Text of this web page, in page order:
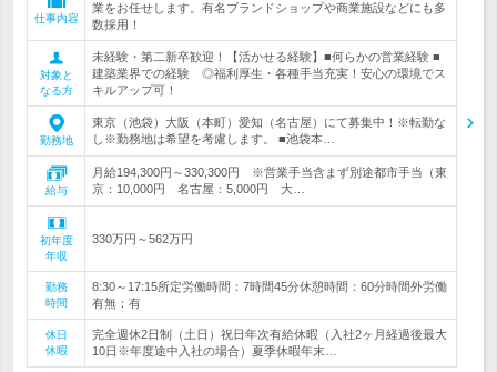
仕事内容
業をお任せします。有名ブランドショップや商業施設などにも多
数採用！
対象と
なる方
未経験・第二新卒歓迎！【活かせる経験】■何らかの営業経験 ■
建築業界での経験 ◎福利厚生・各種手当充実！安心の環境でス
キルアップ可！
勤務地
東京（池袋）大阪（本町）愛知（名古屋）にて募集中！※転勤な
し※勤務地は希望を考慮します。 ■池袋本…
給与
月給194,300円～330,300円 ※営業手当含まず別途都市手当（東
京：10,000円 名古屋：5,000円 大…
初年度
年収
330万円～562万円
勤務
時間
8:30～17:15所定労働時間：7時間45分休憩時間：60分時間外労働
有無：有
休日
休暇
完全週休2日制（土日）祝日年次有給休暇（入社2ヶ月経過後最大
10日※年度途中入社の場合）夏季休暇年末…